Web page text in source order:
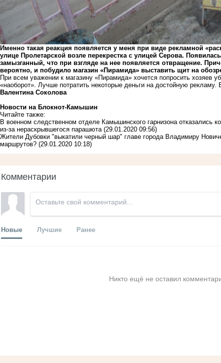
Именно такая реакция появляется у меня при виде рекламной
улице Пролетарской возле перекрестка с улицей Серова.
замызганный, что при взгляде на нее появляется отвращение.
вероятно, и побудило магазин «Пирамида» выставить щит на
При всем уважении к магазину «Пирамида» хочется попросить хозяев
«наоборот». Лучше потратить некоторые деньги на достойную рекламу.
Валентина Соколова
Новости на Блoкнoт-Камышин
Читайте также:
В военном следственном отделе Камышинского гарнизона отказались
из-за нераскрывшегося парашюта (29.01.2020 09:56)
Жители Дубовки "выкатили черный шар" главе города Владимиру
маршрутов? (29.01.2020 10:18)
Комментарии
Новые Лучшие Ранее
Никто ещё не оставил